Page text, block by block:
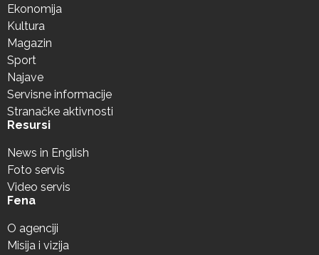
Ekonomija
Kultura
Magazin
Sport
Najave
Servisne informacije
Stranačke aktivnosti
Resursi
News in English
Foto servis
Video servis
Fena
O agenciji
Misija i vizija